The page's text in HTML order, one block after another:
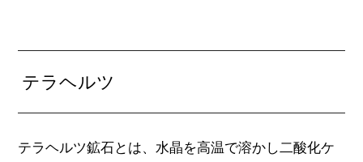
テラヘルツ
テラヘルツ鉱石とは、水晶を高温で溶かし二酸化ケ